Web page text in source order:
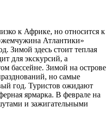
к Африке, но относится к
Атлантики»
Зимой здесь стоит теплая
для экскурсий, а
бассейне. Зимой на острове
но самые
год. Туристов ожидают
ярмарка. В феврале на
и зажигательными